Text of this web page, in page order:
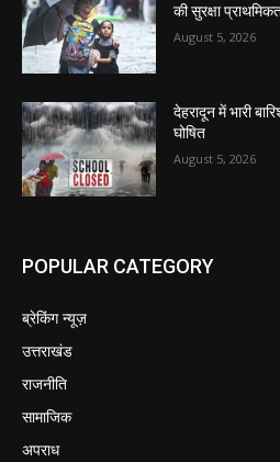
की सुरक्षा
August 5, 2026
देहरादून में भारी
घोषित
August 5, 2026
POPULAR CATEGORY
ब्रेकिंग न्यूज़
उत्तराखंड
राजनीति
सामाजिक
अपराध